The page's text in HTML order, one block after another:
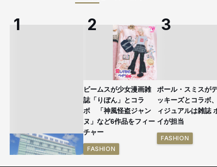
ビームスが少女漫画雑
誌「りぼん」とコラ
ボ 「神風怪盗ジャン
ヌ」など6作品をフィー
チャー
FASHION
ポール・スミスが
ッキーズとコラボ
ィジュアルは雑誌
イが担当
FASHION